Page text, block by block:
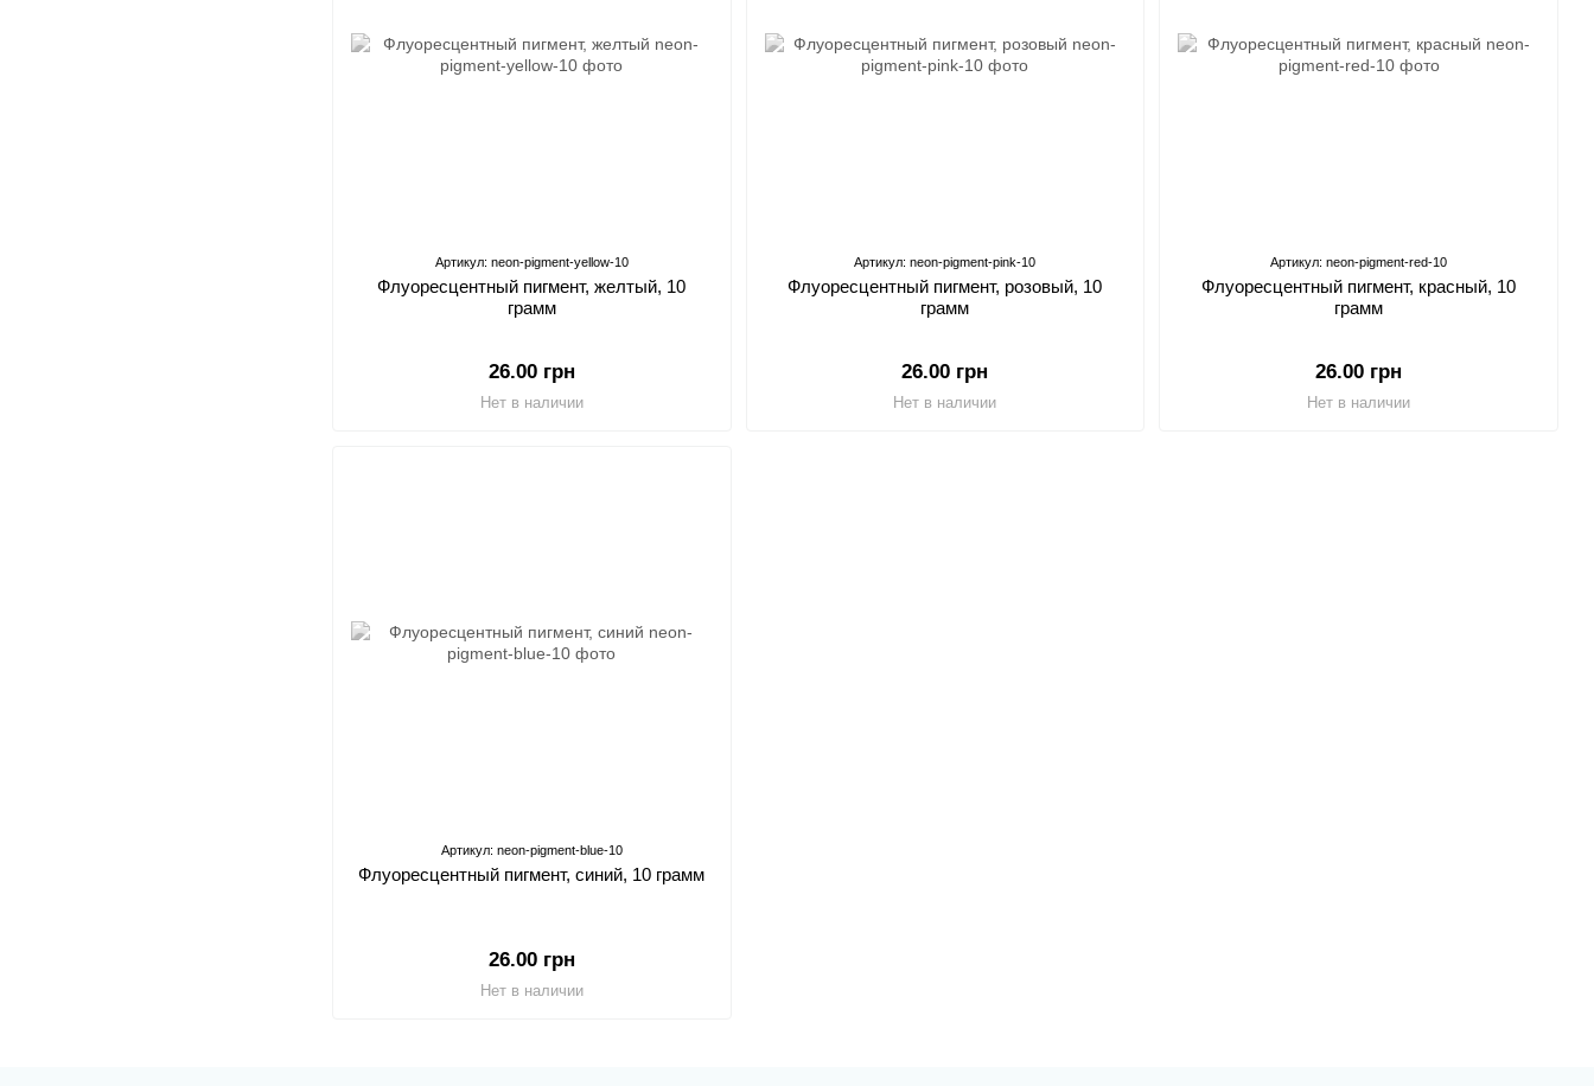
Артикул: neon-pigment-yellow-10
Флуоресцентный пигмент, желтый, 10
грамм
26.00 грн
Нет в наличии
Артикул: neon-pigment-pink-10
Флуоресцентный пигмент, розовый, 10
грамм
26.00 грн
Нет в наличии
Артикул: neon-pigment-red-10
Флуоресцентный пигмент, красный, 10
грамм
26.00 грн
Нет в наличии
Артикул: neon-pigment-blue-10
Флуоресцентный пигмент, синий, 10 грамм
26.00 грн
Нет в наличии